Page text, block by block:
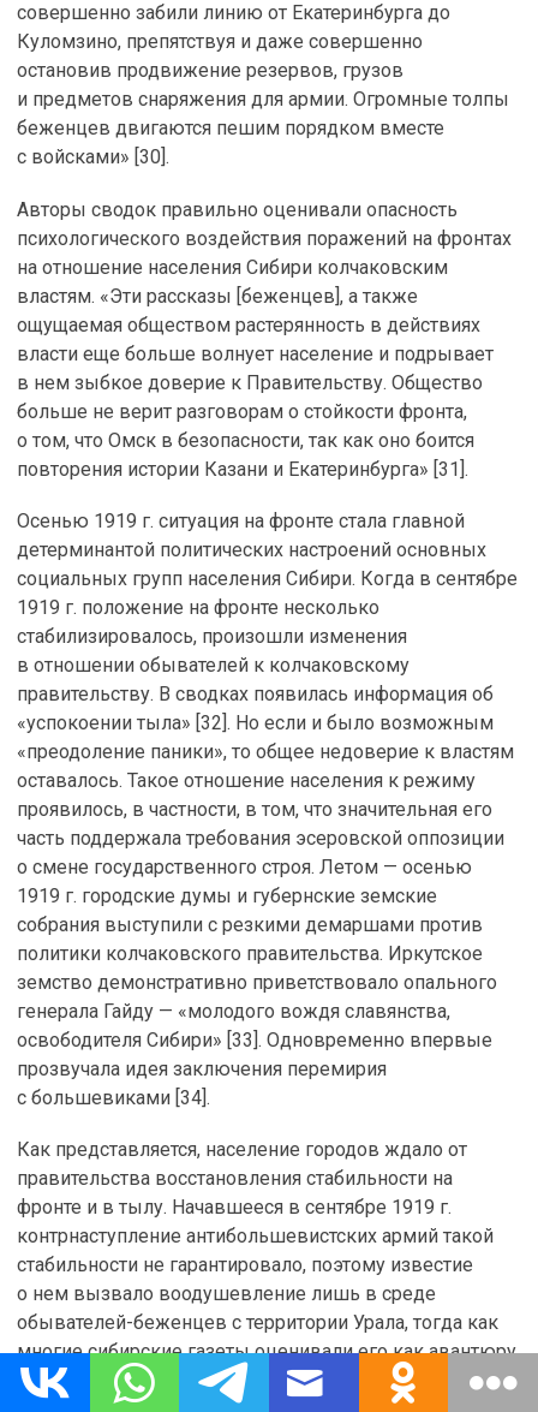
совершенно забили линию от Екатеринбурга до
Куломзино, препятствуя и даже совершенно
остановив продвижение резервов, грузов
и предметов снаряжения для армии. Огромные толпы
беженцев двигаются пешим порядком вместе
с войсками» [30].
Авторы сводок правильно оценивали опасность
психологического воздействия поражений на фронтах
на отношение населения Сибири колчаковским
властям. «Эти рассказы [беженцев], а также
ощущаемая обществом растерянность в действиях
власти еще больше волнует население и подрывает
в нем зыбкое доверие к Правительству. Общество
больше не верит разговорам о стойкости фронта,
о том, что Омск в безопасности, так как оно боится
повторения истории Казани и Екатеринбурга» [31].
Осенью 1919 г. ситуация на фронте стала главной
детерминантой политических настроений основных
социальных групп населения Сибири. Когда в сентябре
1919 г. положение на фронте несколько
стабилизировалось, произошли изменения
в отношении обывателей к колчаковскому
правительству. В сводках появилась информация об
«успокоении тыла» [32]. Но если и было возможным
«преодоление паники», то общее недоверие к властям
оставалось. Такое отношение населения к режиму
проявилось, в частности, в том, что значительная его
часть поддержала требования эсеровской оппозиции
о смене государственного строя. Летом — осенью
1919 г. городские думы и губернские земские
собрания выступили с резкими демаршами против
политики колчаковского правительства. Иркутское
земство демонстративно приветствовало опального
генерала Гайду — «молодого вождя славянства,
освободителя Сибири» [33]. Одновременно впервые
прозвучала идея заключения перемирия
с большевиками [34].
Как представляется, население городов ждало от
правительства восстановления стабильности на
фронте и в тылу. Начавшееся в сентябре 1919 г.
контрнаступление антибольшевистских армий такой
стабильности не гарантировало, поэтому известие
о нем вызвало воодушевление лишь в среде
обывателей-беженцев с территории Урала, тогда как
многие сибирские газеты оценивали его как авантюру.
Призванное успокоить тыл и воодушевить армию, это